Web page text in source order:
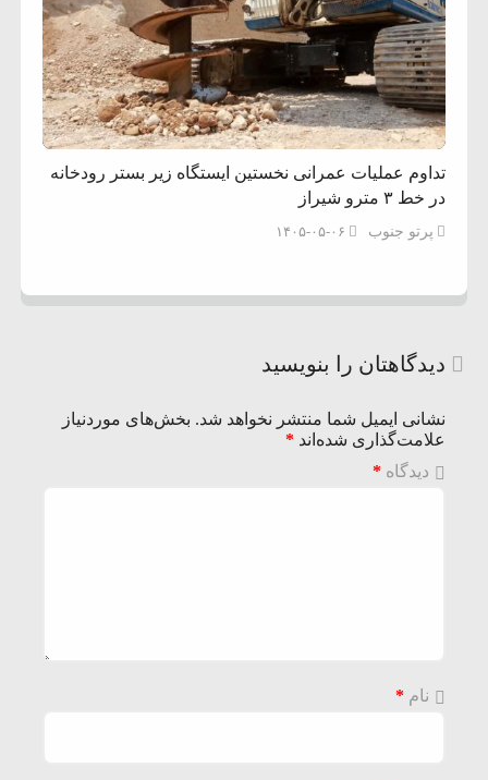
تداوم عملیات عمرانی نخستین ایستگاه زیر بستر رودخانه
در خط ۳ مترو شیراز
پرتو جنوب ۱۴۰۵-۰۵-۰۶
دیدگاهتان را بنویسید
نشانی ایمیل شما منتشر نخواهد شد. بخش‌های موردنیاز
علامت‌گذاری شده‌اند *
دیدگاه *
نام *